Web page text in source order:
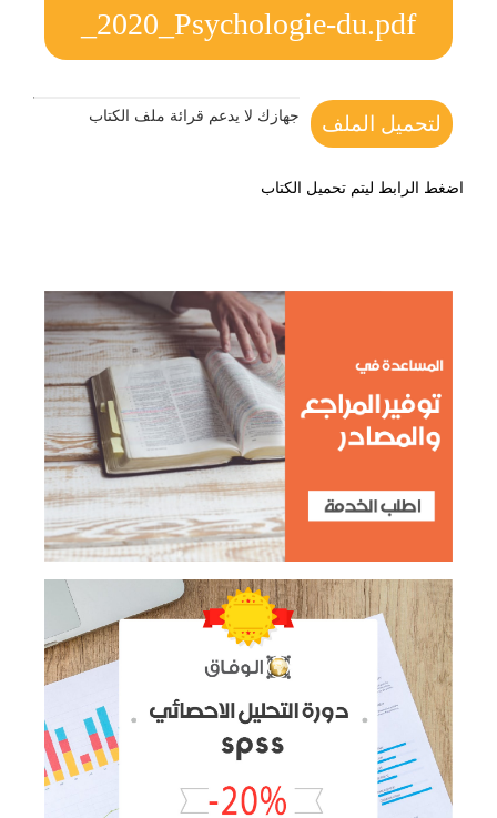
_2020_Psychologie-du.pdf
لتحميل الملف جهازك لا يدعم قرائة ملف الكتاب
اضغط الرابط ليتم تحميل الكتاب